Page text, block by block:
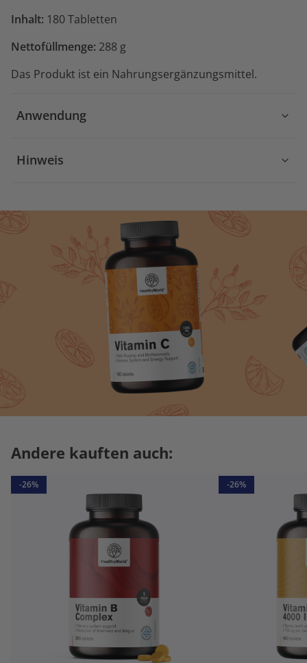
Inhalt: 180 Tabletten
Nettofüllmenge: 288 g
Das Produkt ist ein Nahrungsergänzungsmittel.
Anwendung
Hinweis
Andere kauften auch:
-26% -26%